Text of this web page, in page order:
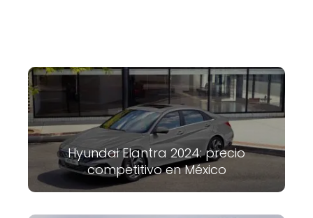
Hyundai Elantra 2024: precio
competitivo en México